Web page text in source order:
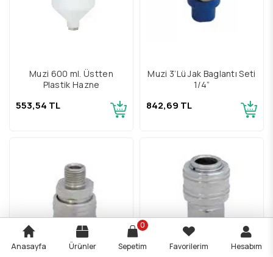
Muzi 600 ml. Üstten
Plastik Hazne
553,54 TL
Muzi 3’Lü Jak Baglantı Seti
1/4”
842,69 TL
Anasayfa Ürünler Sepetim
0
Favorilerim Hesabım